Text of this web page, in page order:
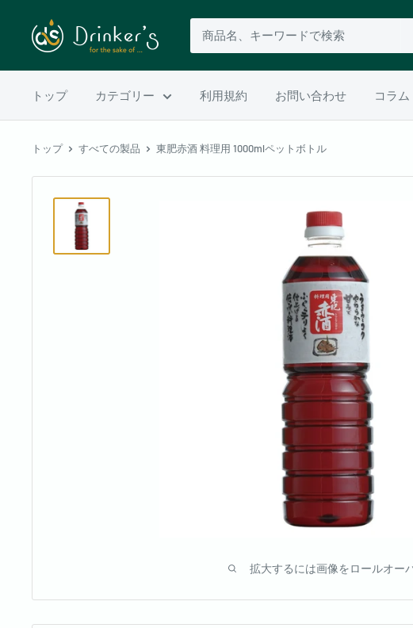
トップ カテゴリー 利用規約 お問い合わせ コラム
トップ すべての製品 東肥赤酒 料理用 1000mlペットボトル
拡大するには画像をロールオー